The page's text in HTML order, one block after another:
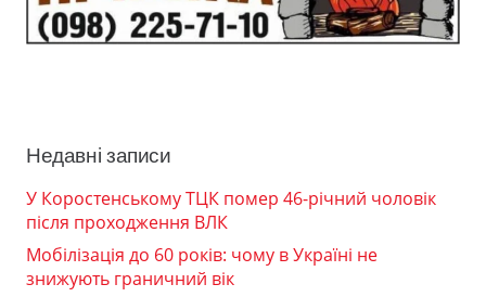
Недавні записи
У Коростенському ТЦК помер 46-річний чоловік
після проходження ВЛК
Мобілізація до 60 років: чому в Україні не
знижують граничний вік